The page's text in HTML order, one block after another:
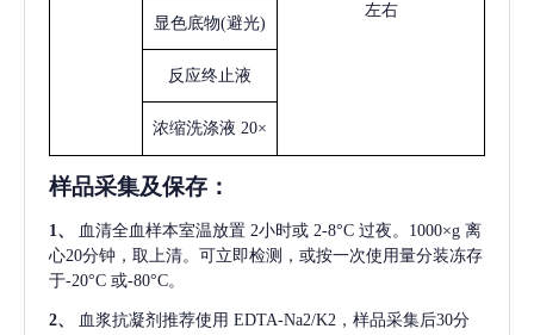
左右
显色底物(避光)
反应终止液
浓缩洗涤液 20×
样品采集及保存 ：
1、 血清全血样本室温放置 2小时或 2-8°C 过夜。1000×g 离
心20分钟，取上清。可立即检测，或按一次使用量分装冻存
于-20°C 或-80°C。
2、 血浆抗凝剂推荐使用 EDTA-Na2/K2，样品采集后30分